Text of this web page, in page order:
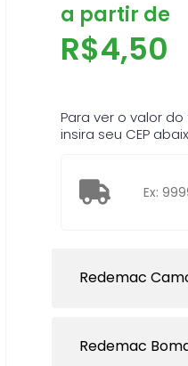
a partir de
R$4,50
Para ver o valor do
insira seu CEP
Redemac
Redemac